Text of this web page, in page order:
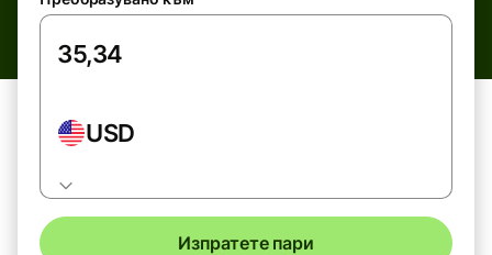
USD
Изпратете пари